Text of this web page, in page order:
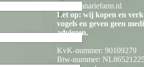
info@kanariefarm.nl
Let op: wij kopen en
vogels en geven geen
adviezen.
KvK-nummer: 90109279
Btw-nummer: